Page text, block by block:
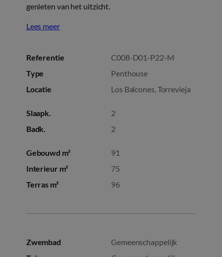
genieten van het uitzicht.
Lees meer
Referentie
C008-D01-P22-M
Type
Penthouse
Locatie
Los Balcones, Torrevieja
Slaapk.
2
Badk.
2
Gebouwd m²
91
Interieur m²
75
Terras m²
96
Zwembad
Gemeenschappelijk